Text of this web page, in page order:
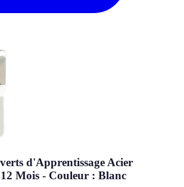
d'Apprentissage Acier
Mois - Couleur : Blanc